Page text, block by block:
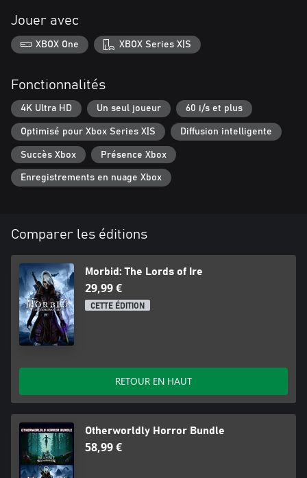
avec des montagnes enneigées, des cités en pleine déliquescence
et plus encore. Remplissez votre devoir pour débarrasser ces
terres du mal qui l’afflige.
Défiez des ennemis à glacer le sang, chassez des bêtes
Plus de sang, plus de tripes et toujours plus de Morbid.
Jouer avec
XBOX One XBOX Series X|S
Fonctionnalités
4K Ultra HD Un seul joueur 60 i/s et plus
Optimisé pour Xbox Series X|S Diffusion intelligente
Succès Xbox Présence Xbox
Enregistrements en nuage Xbox
Comparer les éditions
Morbid: The Lords of Ire
29,99 €
CETTE ÉDITION
RETOUR EN HAUT
Otherworldly Horror Bundle
58,99 €